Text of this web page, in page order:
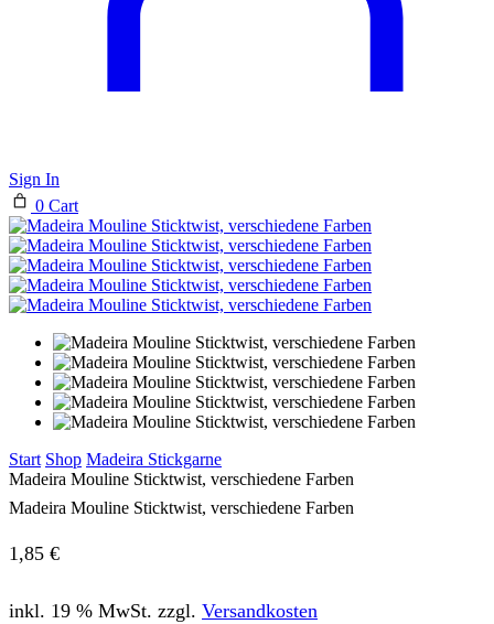
Sign In
0 Cart
Start Shop Madeira Stickgarne
Madeira Mouline Sticktwist, verschiedene Farben
Madeira Mouline Sticktwist, verschiedene Farben
1,85 €
inkl. 19 % MwSt. zzgl. Versandkosten